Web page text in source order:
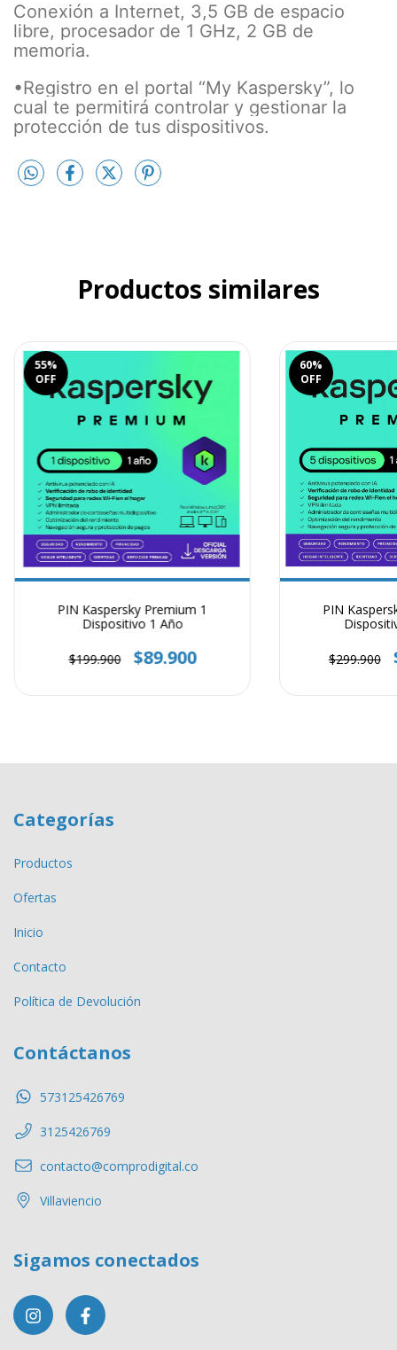
Conexión a Internet, 3,5 GB de espacio
libre, procesador de 1 GHz, 2 GB de
memoria.
•Registro en el portal “My Kaspersky”, lo
cual te permitirá controlar y gestionar la
protección de tus dispositivos.
Productos similares
55%
OFF
PIN Kaspersky Premium 1
Dispositivo 1 Año
$199.900 $89.900
60%
OFF
PIN
$299.900
Categorías
Productos
Ofertas
Inicio
Contacto
Política de Devolución
Contáctanos
573125426769
3125426769
contacto@comprodigital.co
Villaviencio
Sigamos conectados